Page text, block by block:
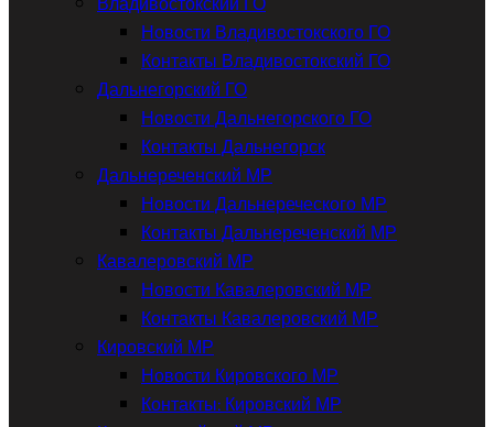
Новости Владивостокского ГО
Контакты Владивостокский ГО
Дальнегорский ГО
Новости Дальнегорского ГО
Контакты Дальнегорск
Дальнереченский МР
Новости Дальнереческого МР
Контакты Дальнереченский МР
Кавалеровский МР
Новости Кавалеровский МР
Контакты Кавалеровский МР
Кировский МР
Новости Кировского МР
Контакты: Кировский МР